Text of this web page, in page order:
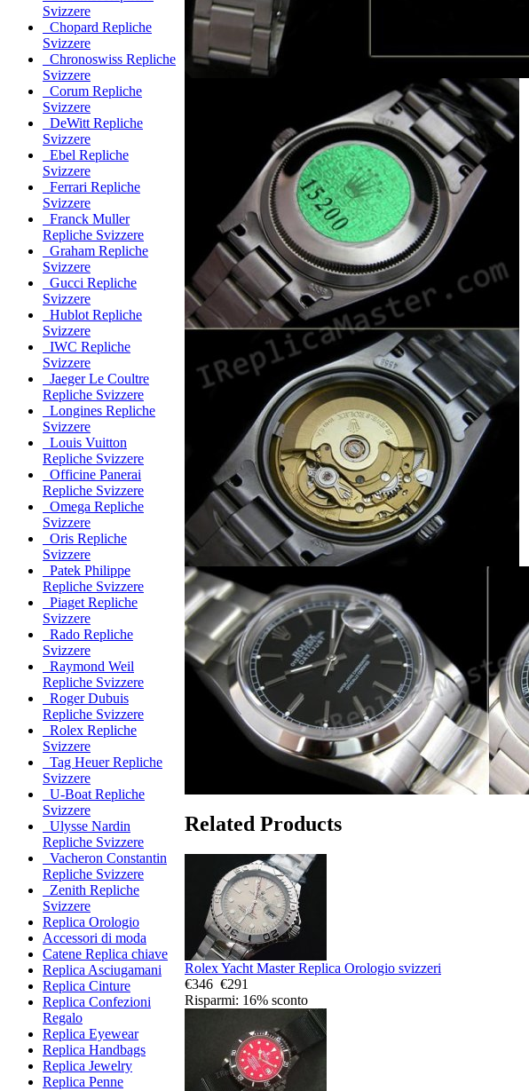
Svizzere
Chopard Repliche
Svizzere
Chronoswiss Repliche
Svizzere
Corum Repliche
Svizzere
DeWitt Repliche
Svizzere
Ebel Repliche
Svizzere
Ferrari Repliche
Svizzere
Franck Muller
Repliche Svizzere
Graham Repliche
Svizzere
Gucci Repliche
Svizzere
Hublot Repliche
Svizzere
IWC Repliche
Svizzere
Jaeger Le Coultre
Repliche Svizzere
Longines Repliche
Svizzere
Louis Vuitton
Repliche Svizzere
Officine Panerai
Repliche Svizzere
Omega Repliche
Svizzere
Oris Repliche
Svizzere
Patek Philippe
Repliche Svizzere
Piaget Repliche
Svizzere
Rado Repliche
Svizzere
Raymond Weil
Repliche Svizzere
Roger Dubuis
Repliche Svizzere
Rolex Repliche
Svizzere
Tag Heuer Repliche
Svizzere
U-Boat Repliche
Svizzere
Ulysse Nardin
Repliche Svizzere
Vacheron Constantin
Repliche Svizzere
Zenith Repliche
Svizzere
Replica Orologio
Accessori di moda
Catene Replica chiave
Replica Asciugamani
Replica Cinture
Replica Confezioni
Regalo
Replica Eyewear
Replica Handbags
Replica Jewelry
Replica Penne
Related Products
Rolex Yacht Master Replica Orologio svizzeri
€346 €291
Risparmi: 16% sconto